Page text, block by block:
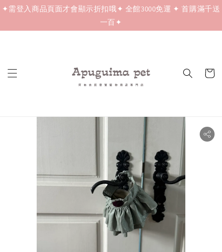
✦需登入商品頁面才會顯示折扣哦✦ 全館3000免運 ✦ 首購滿千送
一百✦